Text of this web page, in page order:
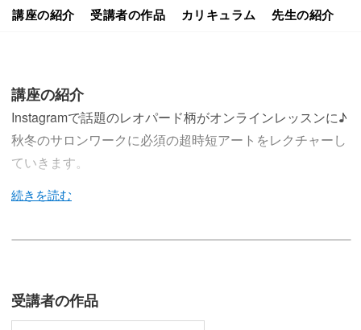
講座の紹介 受講者の作品 カリキュラム 先生の紹介
講座の紹介
Instagramで話題のレオパード柄がオンラインレッスンに♪
秋冬のサロンワークに必須の超時短アートをレクチャーし
ていきます。
秋冬のサロンワークに必ず役立つアートです。HIDEKAZU
受講者の作品